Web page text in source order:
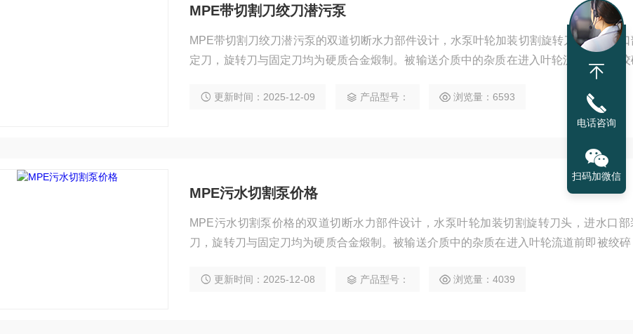
MPE带切割刀绞刀潜污泵
MPE带切割刀绞刀潜污泵的双道切断水力部件设计，水泵叶轮加装切割旋转刀头，进水
定刀，旋转刀与固定刀均为硬质合金煅制。被输送介质中的杂质在进入叶轮流道前即被
更新时间：2025-12-09 产品型号： 浏览量：6593
MPE污水切割泵价格
MPE污水切割泵价格的双道切断水力部件设计，水泵叶轮加装切割旋转刀头，进水口部
刀，旋转刀与固定刀均为硬质合金煅制。被输送介质中的杂质在进入叶轮流道前即被绞
更新时间：2025-12-08 产品型号： 浏览量：4039
电话咨询
扫码加微信